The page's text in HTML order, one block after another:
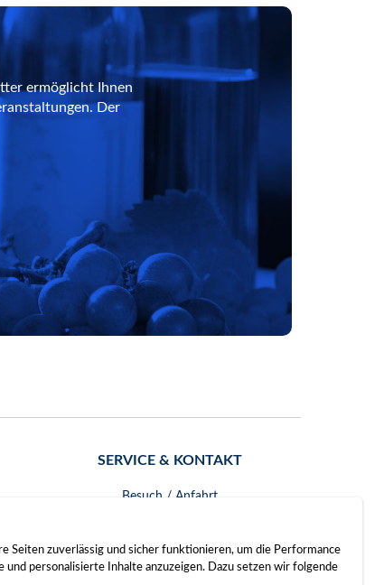
ermöglicht Ihnen
Der
SERVICE & KONTAKT
Besuch / Anfahrt
Seiten zuverlässig und sicher funktionieren, um die Performance
und personalisierte Inhalte anzuzeigen. Dazu setzen wir folgende